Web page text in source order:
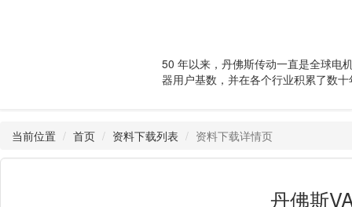
50 年以来，丹佛斯传动一直是全球电
器用户基数，并在各个行业积累了数
当前位置 首页 资料下载列表 资料下载详情页
丹佛斯